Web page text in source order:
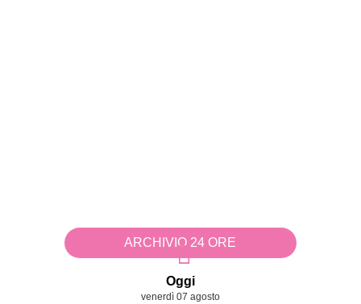
ARCHIVIO 24 ORE
Oggi
venerdì 07 agosto